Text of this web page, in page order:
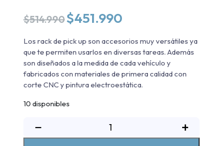
$514.990 El
precio
original
era:
$514.990.
$451.990
actual
es:
$451.990.
Los rack de pick up son accesorios muy versátiles ya
que te permiten usarlos en diversas tareas. Además
son diseñados a la medida de cada vehículo y
fabricados con materiales de primera calidad con
corte CNC y pintura electroestática.
10 disponibles
− +